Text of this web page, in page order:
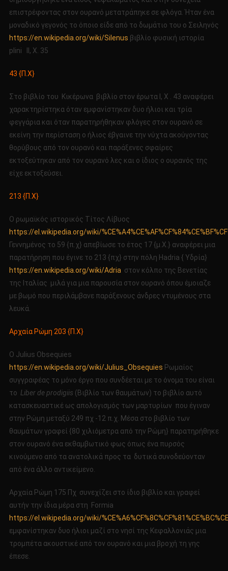
επιστρέφοντας στον ουρανό μετατράπηκε σε φλόγα. Ήταν ένα
μοναδικό γεγονός το όποιο είδε από το δωμάτιο του ο Σειληνός
https://en.wikipedia.org/wiki/Silenus βιβλίο φυσική ιστορία
plini ΙΙ, Χ. 35
43 {Π.Χ}
Στο βιβλίο του Κικέρωνα βιβλίο στον έρωτα Ι, Χ . 43 αναφέρει
χαρακτηρίστηκα όταν εμφανίστηκαν δυο ήλιοι και τρία
φεγγάρια και όταν παρατηρήθηκαν φλόγες στον ουρανό σε
εκείνη την περίσταση ο ήλιος έβγαινε την νύχτα ακούγοντας
θορύβους από τον ουρανό και παράξενες σφαίρες
εκτοξεύτηκαν από τον ουρανό λες και ο ίδιος ο ουρανός της
είχε εκτοξεύσει.
213 {Π.Χ}
Ο ρωμαϊκός ιστορικός Τίτος Λίβυος
https://el.wikipedia.org/wiki/
Γεννημένος το 59 {π.χ} απεβίωσε το έτος 17 {μ.Χ.} αναφέρει μια
παρατήρηση που έγινε το 213 {πχ} στην πόλη Hadria { Υδρία}
https://en.wikipedia.org/wiki/Adria στον κόλπο της Βενετίας
της Ιταλίας μιλά για μια παρουσία στον ουρανό όπου έμοιαζε
με βωμό που περιλάμβανε παράξενους άνδρες ντυμένους στα
λευκά.
Αρχαία Ρώμη 203 {Π.Χ}
Ο Julius Obsequies
https://en.wikipedia.org/wiki/Julius_Obsequies Ρωμαίος
συγγραφέας το μόνο έργο που συνδέεται με το όνομα του είναι
το Liber de prodigiis (Βιβλίο των θαυμάτων) το βιβλίο αυτό
κατασκευαστικέ ως απολογισμός των μαρτυρίων που έγιναν
στην Ρώμη μεταξύ 249 πχ -12 π.χ. Μέσα στο βιβλίο των
θαυμάτων γραφεί {80 χιλιόμετρα από την Ρώμη} παρατηρήθηκε
στον ουρανό ένα εκθαμβωτικό φως όπως ένα πυρσός
κινούμενο από τα ανατολικά προς τα δυτικά συνοδεύονταν
από ένα άλλο αντικείμενο.
Αρχαία Ρώμη 175 Πχ συνεχίζει στο ίδιο βιβλίο και γραφεί
αυτήν την ίδια μέρα στη Formia
https://el.wikipedia.org/wiki/
εμφανίστηκαν δυο ήλιοι μαζί στο νησί της Κεφαλλονιάς μια
τρομπέτα ακουστικέ από τον ουρανό και μια βροχή τη γης
έπεσε.